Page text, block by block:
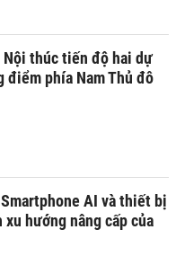
Nội thúc tiến độ hai dự
điểm phía Nam Thủ đô
AI và thiết bị
hướng nâng cấp của